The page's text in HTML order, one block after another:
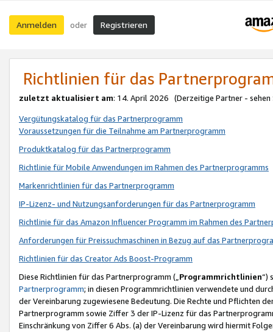
Anmelden oder Registrieren
Richtlinien für das
zuletzt aktualisiert am: 14. April 2026 (Derzeitige Partner - sehen
Vergütungskatalog für das Partnerprogramm
Voraussetzungen für die Teilnahme am Partnerprogramm
Produktkatalog für das Partnerprogramm
Richtlinie für Mobile Anwendungen im Rahmen des Partnerprogramms
Markenrichtlinien für das Partnerprogramm
IP-Lizenz- und Nutzungsanforderungen für das Partnerprogramm
Richtlinie für das Amazon Influencer Programm im Rahmen des
Anforderungen für Preissuchmaschinen in Bezug auf das
Richtlinien für das Creator Ads Boost-Programm
Diese Richtlinien für das Partnerprogramm („Programmrichtlinien“)
Partnerprogramm; in diesen Programmrichtlinien verwendete und
der Vereinbarung zugewiesene Bedeutung. Die Rechte und Pflichten
Partnerprogramm sowie Ziffer 3 der IP-Lizenz für das
Einschränkung von Ziffer 6 Abs. (a) der Vereinbarung wird hiermit